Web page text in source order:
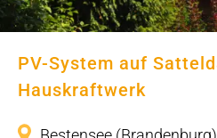
PV-System auf
Hauskraftwerk